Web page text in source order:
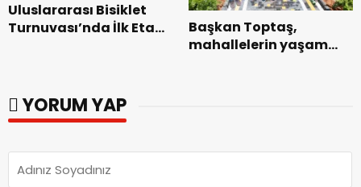
Uluslararası Bisiklet
Turnuvası’nda İlk Etap
Başkan Toptaş,
mahallelerin yaşam
YORUM YAP